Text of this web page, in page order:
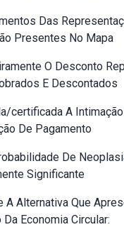
Das
Presentes No Mapa
O Desconto
E Descontados
certificada A
De Pagamento
De
Significante
A Alternativa Que
Da Economia Circular: